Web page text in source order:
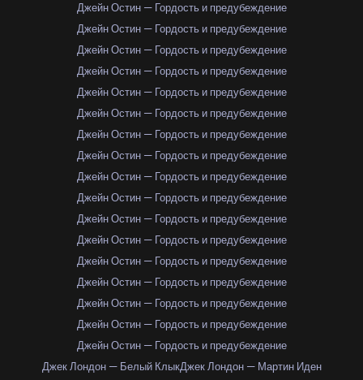
Джейн Остин — Гордость и предубеждение
Джейн Остин — Гордость и предубеждение
Джейн Остин — Гордость и предубеждение
Джейн Остин — Гордость и предубеждение
Джейн Остин — Гордость и предубеждение
Джейн Остин — Гордость и предубеждение
Джейн Остин — Гордость и предубеждение
Джейн Остин — Гордость и предубеждение
Джейн Остин — Гордость и предубеждение
Джейн Остин — Гордость и предубеждение
Джейн Остин — Гордость и предубеждение
Джейн Остин — Гордость и предубеждение
Джейн Остин — Гордость и предубеждение
Джейн Остин — Гордость и предубеждение
Джейн Остин — Гордость и предубеждение
Джейн Остин — Гордость и предубеждение
Джейн Остин — Гордость и предубеждение
Джек Лондон — Белый КлыкДжек Лондон — Мартин Иден